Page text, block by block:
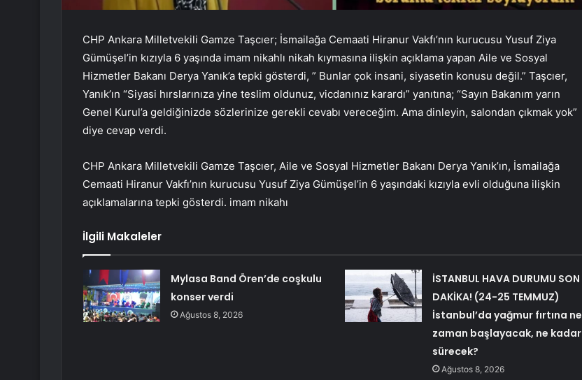
CHP Ankara Milletvekili Gamze Taşcıer; İsmailağa Cemaati Hiranur Vakfı’nın kurucusu Yusuf Ziya
Gümüşel’in kızıyla 6 yaşında imam nikahlı nikah kıymasına ilişkin açıklama yapan Aile ve Sosyal
Hizmetler Bakanı Derya Yanık’a tepki gösterdi, ” Bunlar çok insani, siyasetin konusu değil.” Taşcıer,
Yanık’ın “Siyasi hırslarınıza yine teslim oldunuz, vicdanınız karardı” yanıtına; “Sayın Bakanım yarın
Genel Kurul’a geldiğinizde sözlerinize gerekli cevabı vereceğim. Ama dinleyin, salondan çıkmak yok”
diye cevap verdi.
CHP Ankara Milletvekili Gamze Taşcıer, Aile ve Sosyal Hizmetler Bakanı Derya Yanık’ın, İsmailağa
Cemaati Hiranur Vakfı’nın kurucusu Yusuf Ziya Gümüşel’in 6 yaşındaki kızıyla evli olduğuna ilişkin
açıklamalarına tepki gösterdi. imam nikahı
İlgili Makaleler
Mylasa Band Ören’de coşkulu
konser verdi
Ağustos 8, 2026
İSTANBUL HAVA DURUMU SON
DAKİKA! (24-25 TEMMUZ)
İstanbul’da yağmur fırtına ne
zaman başlayacak, ne kadar
sürecek?
Ağustos 8, 2026